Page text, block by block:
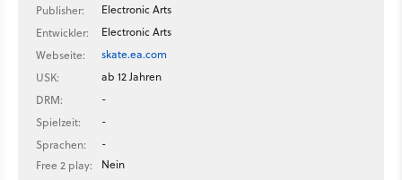
Publisher:
Electronic Arts
Entwickler:
Electronic Arts
Webseite:
skate.ea.com
USK:
ab 12 Jahren
DRM:
-
Spielzeit:
-
Sprachen:
-
Free 2 play:
Nein